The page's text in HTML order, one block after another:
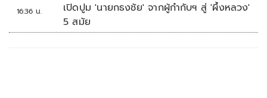
16:36 น.
เปิดปูม 'นายกธงชัย' จากผู้กำกับฯ สู่ 'ผึ้งหลวง'
5 สมัย